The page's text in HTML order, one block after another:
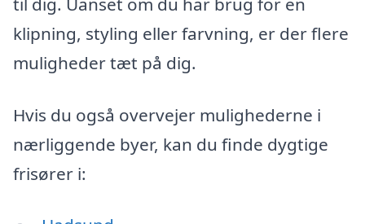
klipning, styling eller farvning, er der flere
muligheder tæt på dig.
Hvis du også overvejer mulighederne i
nærliggende byer, kan du finde dygtige
frisører i: